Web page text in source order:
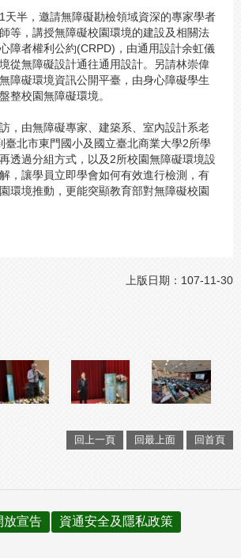
天半，邀請無障礙勘檢領域資深的專家學者
等，講授無障礙校園環境的建設及相關法
障者權利公約(CRPD)，由通用設計余虹儀
從無障礙設計通往通用設計。另請林崇偉
障礙環境資訊公開平臺，由身心障礙學生
整校園無障礙環境。
，由無障礙專家、建築系、室內設計系老
臺北市東門國小及國立臺北商業大學2所學
透過分組方式，以及2所校園無障礙環境設
，讓學員立即學會如何有效進行檢測，有
環境推動，更能突顯教育部對無障礙校園
上版日期：107-11-30
回上一頁 回最上面 回首頁
放宣告
資通安全及隱私政策